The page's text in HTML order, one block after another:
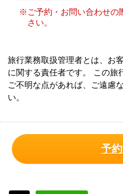
※ご予約・お問い合わせの
さい。
旅行業務取扱管理者とは、お
に関する責任者です。 この旅
ご不明な点があれば、ご遠慮
い。
予